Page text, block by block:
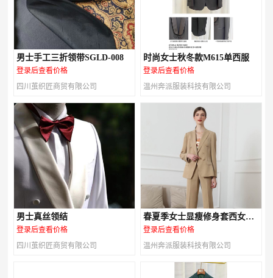
男士手工三折领带SGLD-008
登录后查看价格
四川茧织匠商贸有限公司
时尚女士秋冬款M615单西服
登录后查看价格
温州奔派服装科技有限公司
男士真丝领结
登录后查看价格
四川茧织匠商贸有限公司
春夏季女士显瘦修身套西女装
M616款
登录后查看价格
温州奔派服装科技有限公司